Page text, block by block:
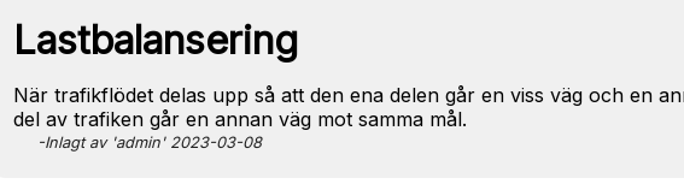
Lastbalansering
När trafikflödet delas upp så att den ena delen går en viss väg och en
del av trafiken går en annan väg mot samma mål.
-Inlagt av 'admin' 2023-03-08